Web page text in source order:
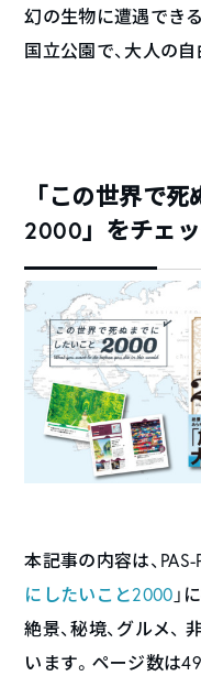
幻の生物に遭遇でき
国立公園で、大人の
「この世界で
2000」をチェッ
本記事の内容は、PAS-
にしたいこと2000 」
絶景、秘境、グルメ
います。ページ数は